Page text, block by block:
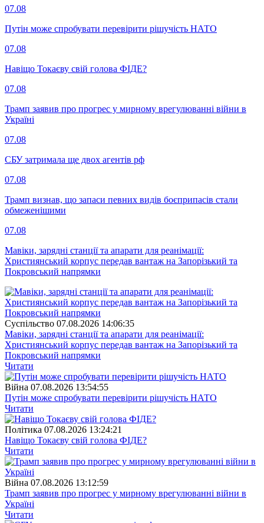
07.08
Путін може спробувати перевірити рішучість НАТО
07.08
Навіщо Токаєву свій голова ФІДЕ?
07.08
Трамп заявив про прогрес у мирному врегулюванні війни в
Україні
07.08
СБУ затримала ще двох агентів рф
07.08
Трамп визнав, що запаси певних видів боєприпасів стали
обмеженішими
07.08
Мавіки, зарядні станції та апарати для реанімації:
Християнський корпус передав вантаж на Запорізький та
Покровський напрямки
Суспiльство 07.08.2026 14:06:35
Мавіки, зарядні станції та апарати для реанімації:
Християнський корпус передав вантаж на Запорізький та
Покровський напрямки
Читати
Війна 07.08.2026 13:54:55
Путін може спробувати перевірити рішучість НАТО
Читати
Полiтика 07.08.2026 13:24:21
Навіщо Токаєву свій голова ФІДЕ?
Читати
Війна 07.08.2026 13:12:59
Трамп заявив про прогрес у мирному врегулюванні війни в
Україні
Читати